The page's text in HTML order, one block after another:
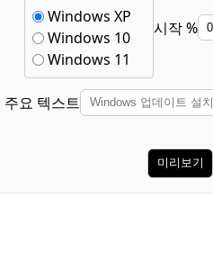
Windows XP
Windows 10
Windows 11
시작 %
주요 텍스트
미리보기